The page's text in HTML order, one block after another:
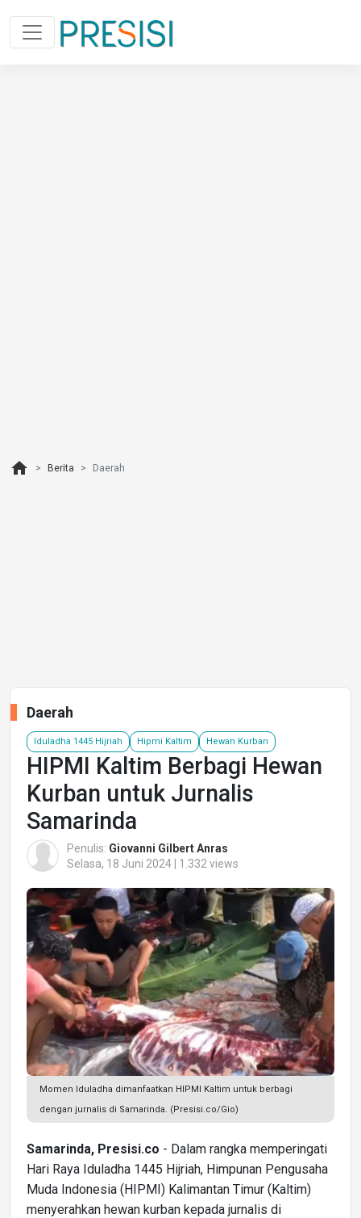
home Berita Daerah
Daerah
Iduladha 1445 Hijriah Hipmi Kaltim Hewan Kurban
HIPMI Kaltim Berbagi Hewan
Kurban untuk Jurnalis
Samarinda
Penulis: Giovanni Gilbert Anras
Selasa, 18 Juni 2024 | 1.332 views
Momen Iduladha dimanfaatkan HIPMI Kaltim untuk berbagi
dengan jurnalis di Samarinda. (Presisi.co/Gio)
Samarinda, Presisi.co - Dalam rangka memperingati
Hari Raya Iduladha 1445 Hijriah, Himpunan Pengusaha
Muda Indonesia (HIPMI) Kalimantan Timur (Kaltim)
menyerahkan hewan kurban kepada jurnalis di